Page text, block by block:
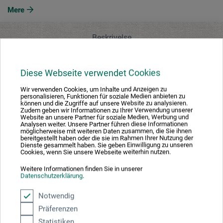
Diese Webseite verwendet Cookies
Wir verwenden Cookies, um Inhalte und Anzeigen zu
personalisieren, Funktionen für soziale Medien anbieten zu
können und die Zugriffe auf unsere Website zu analysieren.
Zudem geben wir Informationen zu Ihrer Verwendung unserer
Website an unsere Partner für soziale Medien, Werbung und
Analysen weiter. Unsere Partner führen diese Informationen
möglicherweise mit weiteren Daten zusammen, die Sie ihnen
bereitgestellt haben oder die sie im Rahmen Ihrer Nutzung der
Dienste gesammelt haben. Sie geben Einwilligung zu unseren
Cookies, wenn Sie unsere Webseite weiterhin nutzen.
Weitere Informationen finden Sie in unserer
Datenschutzerklärung.
Notwendig
Präferenzen
Mere
Beskrivelse
Beskrivelse
Elegant præsentation af billeder, nemt at udskifte eller at
ændre fra vandret til lodret ophængning - nu hurtigt og
(højde 22,5 mm, dybde 8 mm) gør det enkelt og hurtigt. Du
Dette eliminerer behovet for efterfølgende boringer og
huller ved billedophængning. I den hvide, primede version